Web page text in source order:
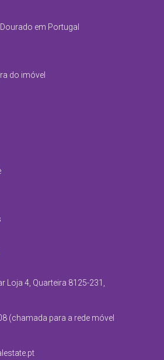
em Portugal
do imóvel
Loja 4, Quarteira 8125-231,
(chamada para a rede móvel